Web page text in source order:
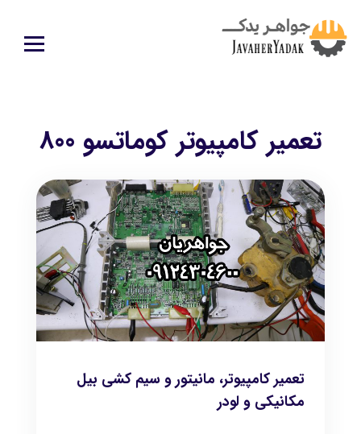
تعمیر کامپیوتر کوماتسو 800
تعمیر کامپیوتر، مانیتور و سیم کشی بیل
مکانیکی و لودر